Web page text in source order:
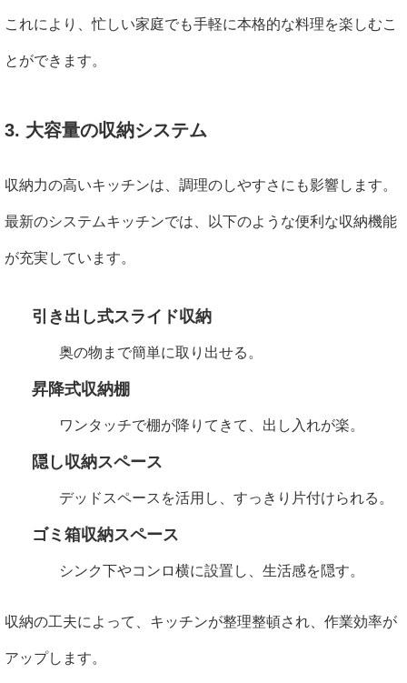
これにより、忙しい家庭でも手軽に本格的な料理を楽しむこ
とができます。
3. 大容量の収納システム
収納力の高いキッチンは、調理のしやすさにも影響します。
最新のシステムキッチンでは、以下のような便利な収納機能
が充実しています。
引き出し式スライド収納
奥の物まで簡単に取り出せる。
昇降式収納棚
ワンタッチで棚が降りてきて、出し入れが楽。
隠し収納スペース
デッドスペースを活用し、すっきり片付けられる。
ゴミ箱収納スペース
シンク下やコンロ横に設置し、生活感を隠す。
収納の工夫によって、キッチンが整理整頓され、作業効率が
アップします。